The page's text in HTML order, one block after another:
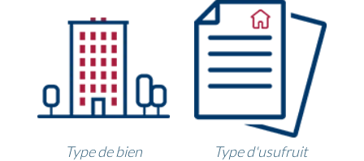
Type de bien Type d'usufruit